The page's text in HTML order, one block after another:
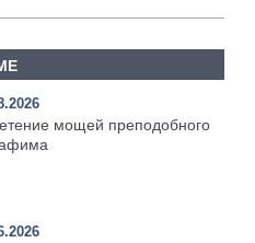
мощей преподобного